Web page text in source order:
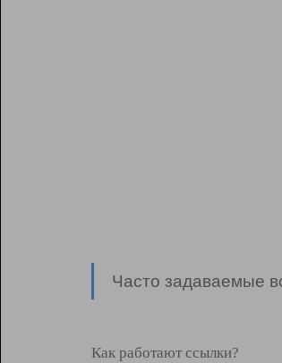
Часто задаваемые
Как работают ссылки?